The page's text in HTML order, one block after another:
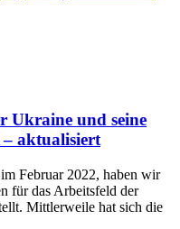
Ukraine und seine
aktualisiert
Februar 2022, haben wir
für das Arbeitsfeld der
Mittlerweile hat sich die